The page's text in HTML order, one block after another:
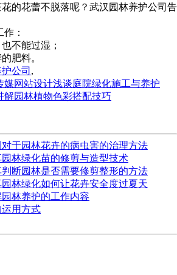
的花蕾不脱落呢？武汉园林养护公司告
：
能过湿；
料。
公司 ,
媒网站设计浅谈庭院绿化施工与养护
解园林植物色彩搭配技巧
于园林花卉的病虫害的治理方法
林绿化苗的修剪与造型技术
断园林是否需要修剪整形的方法
林绿化如何让花卉安全度过夏天
林养护的工作内容
用方式